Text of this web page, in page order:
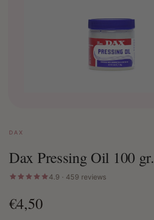
DAX
Dax Pressing Oil 100 gr.
4.9 · 459 reviews
€4,50